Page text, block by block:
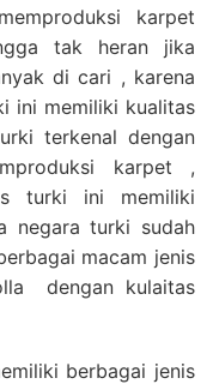
karpet
tak heran jika
di cari , karena
ini memiliki kualitas
terkenal dengan
karpet ,
turki ini memiliki
negara turki sudah
macam jenis
dengan kulaitas
berbagai jenis